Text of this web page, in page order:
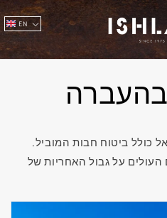
Skip to
content
כולל ביטוח חבות המוביל.
העולים על גבול האחריות של
EN